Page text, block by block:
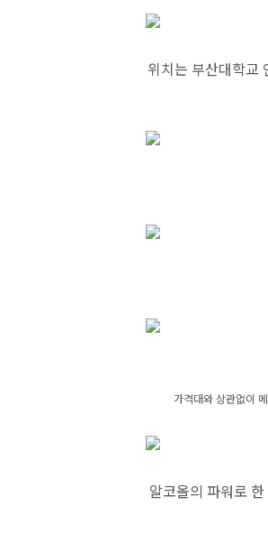
위치는 부산대학교
가격대와 상관없이
알코올의 파워로